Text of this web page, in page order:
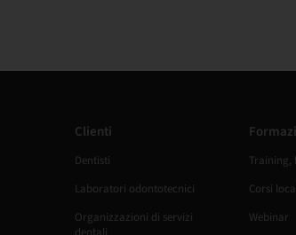
Clienti
Dentisti
Laboratori odontotecnici
Organizzazioni di servizi
Training,
Corsi
Webinar